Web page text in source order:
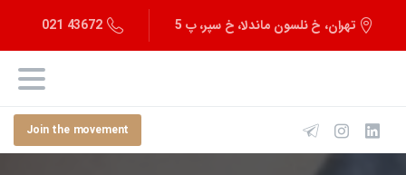
تهران، خ نلسون ماندلا، خ سپر، پ 5 43672 021
Join the movement